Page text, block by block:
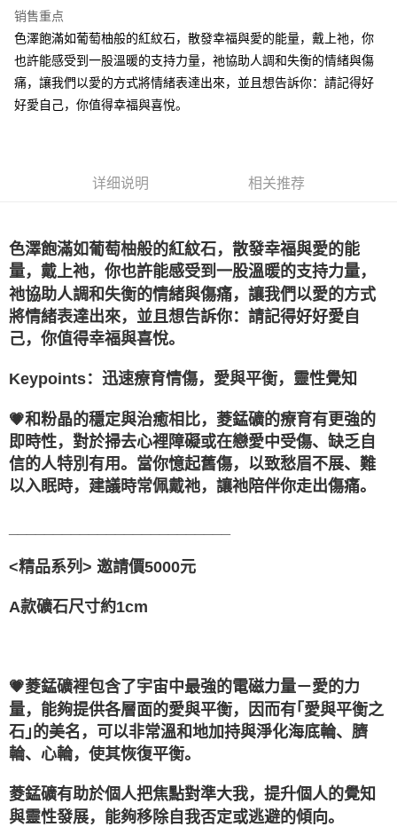
全家取貨付款
每笔NT$80，满NT$3,000(含以上)免运费
7-11取貨付款
每笔NT$80，满NT$3,000(含以上)免运费
付款後門市自取
免运费
销售重点
色澤飽滿如葡萄柚般的紅紋石，散發幸福與愛的能量，戴上祂，你
也許能感受到一股溫暖的支持力量，祂協助人調和失衡的情緒與傷
痛，讓我們以愛的方式將情緒表達出來，並且想告訴你：請記得好
好愛自己，你值得幸福與喜悅。
详细说明 相关推荐
色澤飽滿如葡萄柚般的紅紋石，散發幸福與愛的能
量，戴上祂，你也許能感受到一股溫暖的支持力量，
祂協助人調和失衡的情緒與傷痛，讓我們以愛的方式
將情緒表達出來，並且想告訴你：請記得好好愛自
己，你值得幸福與喜悅。
Keypoints：迅速療育情傷，愛與平衡，靈性覺知
💗和粉晶的穩定與治癒相比，菱錳礦的療育有更強的
即時性，對於掃去心裡障礙或在戀愛中受傷、缺乏自
信的人特別有用。當你憶起舊傷，以致愁眉不展、難
以入眠時，建議時常佩戴祂，讓祂陪伴你走出傷痛。
<精品系列> 邀請價5000元
A款礦石尺寸約1cm
💗菱錳礦裡包含了宇宙中最強的電磁力量－愛的力
量，能夠提供各層面的愛與平衡，因而有｢愛與平衡之
石｣的美名，可以非常溫和地加持與淨化海底輪、臍
輪、心輪，使其恢復平衡。
菱錳礦有助於個人把焦點對準大我，提升個人的覺知
與靈性發展，能夠移除自我否定或逃避的傾向。